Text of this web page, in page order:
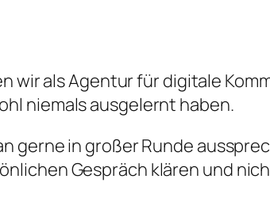
wir als Agentur für digitale
niemals ausgelernt haben.
gerne in großer Runde
Gespräch klären und